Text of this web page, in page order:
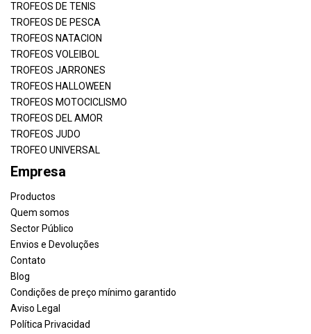
TROFEOS DE TENIS
TROFEOS DE PESCA
TROFEOS NATACION
TROFEOS VOLEIBOL
TROFEOS JARRONES
TROFEOS HALLOWEEN
TROFEOS MOTOCICLISMO
TROFEOS DEL AMOR
TROFEOS JUDO
TROFEO UNIVERSAL
Empresa
Productos
Quem somos
Sector Público
Envios e Devoluções
Contato
Blog
Condições de preço mínimo garantido
Aviso Legal
Política Privacidad